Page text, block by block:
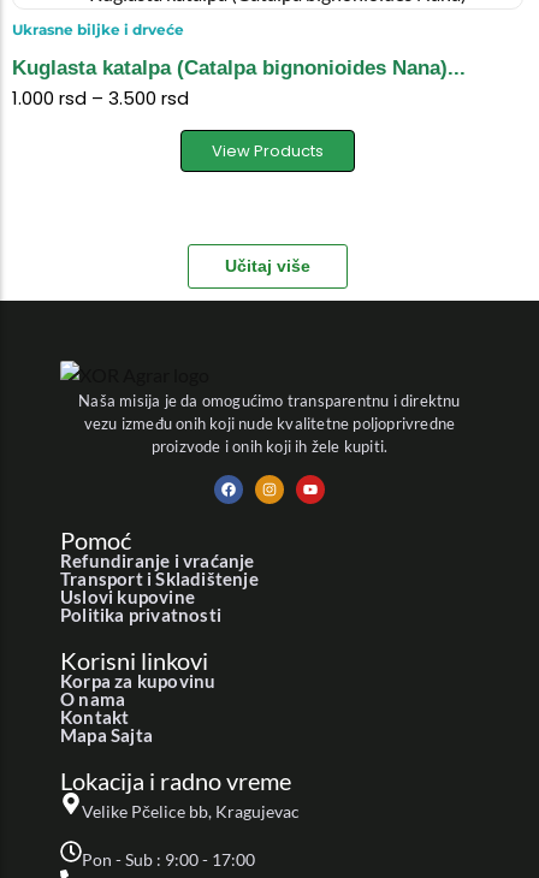
Ukrasne biljke i drveće
Kuglasta katalpa (Catalpa bignonioides Nana)...
1.000 rsd – 3.500 rsd
View Products
Učitaj više
Naša misija je da omogućimo transparentnu i direktnu
vezu između onih koji nude kvalitetne poljoprivredne
proizvode i onih koji ih žele kupiti.
Pomoć
Refundiranje i vraćanje
Transport i Skladištenje
Uslovi kupovine
Politika privatnosti
Korisni linkovi
Korpa za kupovinu
O nama
Kontakt
Mapa Sajta
Lokacija i radno vreme
Velike Pčelice bb, Kragujevac
Pon - Sub : 9:00 - 17:00